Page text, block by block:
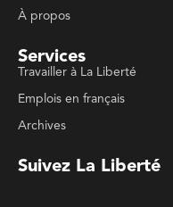
Code de conduite
Politique de confidentialité
Politique de droits d'auteurs
La Liberté © 2023